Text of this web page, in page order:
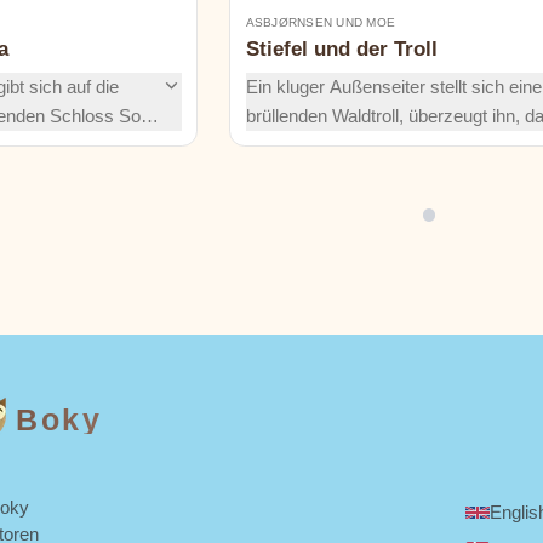
sich auf die
Schloss Soria
vielköpfige
ASBJØRNSEN UND MOE
Stiefel und der Troll
Ein kluger Außenseiter stellt sich
brüllenden Waldtroll, überzeugt ihn,
Käse ein 'Stein' ist, gewinnt einen
Boky